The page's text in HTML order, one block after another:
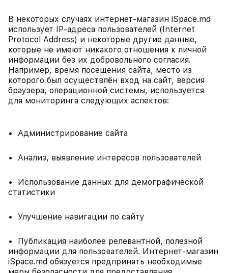
В некоторых случаях интернет-магазин iSpace.md
использует IP-адреса пользователей (Internet
Protocol Address) и некоторые другие данные,
которые не имеют никакого отношения к личной
информации без их добровольного согласия.
Например, время посещения сайта, место из
которого был осуществлён вход на сайт, версия
браузера, операционной системы, используется
для мониторинга следующих аспектов:
• Администрирование сайта
• Анализ, выявление интересов пользователей
• Использование данных для демографической
статистики
• Улучшение навигации по сайту
• Публикация наиболее релевантной, полезной
информации для пользователей. Интернет-магазин
iSpace.md обязуется предпринять необходимые